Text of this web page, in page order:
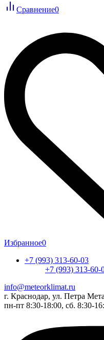
Сравнение0
Избранное0
+7 (993) 313-60-03
+7 (993) 313-60-
info@meteorklimat.ru
г. Краснодар, ул. Петра
пн-пт 8:30-18:00, сб. 8:30-